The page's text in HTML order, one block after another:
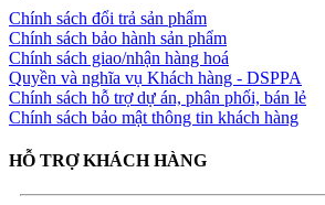
Chính sách đổi trả sản phẩm
Chính sách bảo hành sản phẩm
Chính sách giao/nhận hàng hoá
Quyền và nghĩa vụ Khách hàng - DSPPA
Chính sách hỗ trợ dự án, phân phối, bán lẻ
Chính sách bảo mật thông tin khách hàng
HỖ TRỢ KHÁCH HÀNG